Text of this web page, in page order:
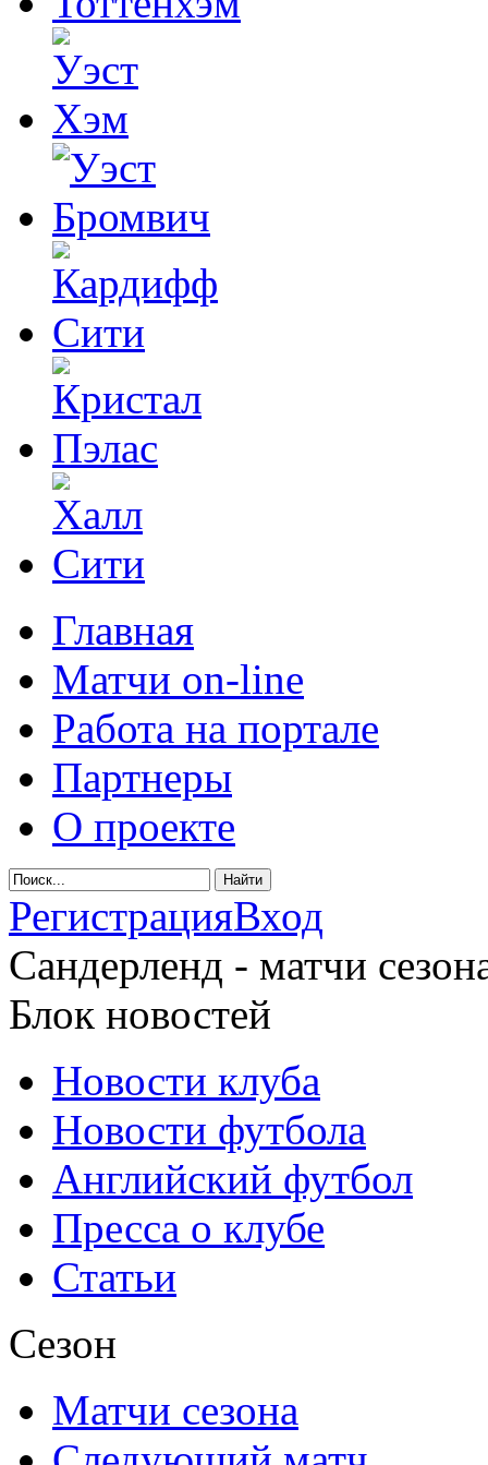
Главная
Матчи on-line
Работа на портале
Партнеры
О проекте
РегистрацияВход
Сандерленд - матчи
Блок новостей
Новости клуба
Новости футбола
Английский футбол
Пресса о клубе
Статьи
Сезон
Матчи сезона